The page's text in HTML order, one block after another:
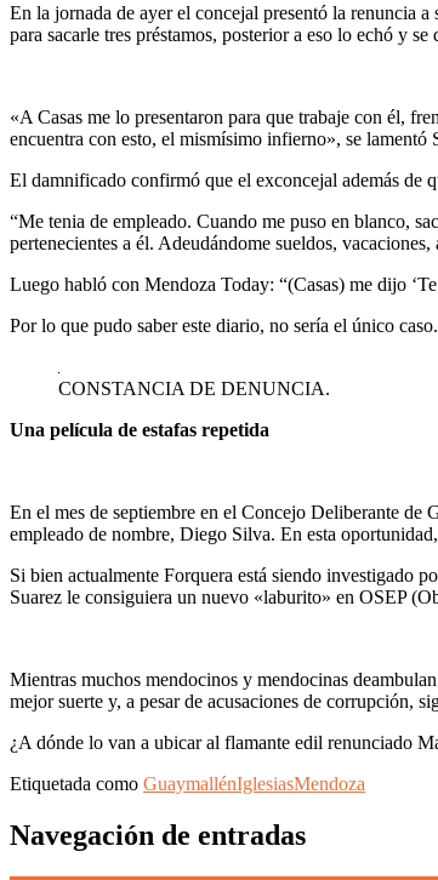
En la jornada de ayer el concejal presentó la renuncia
para sacarle tres préstamos, posterior a eso lo echó y
«A Casas me lo presentaron para que trabaje con él,
encuentra con esto, el mismísimo infierno», se lamentó
El damnificado confirmó que el exconcejal además de
“Me tenia de empleado. Cuando me puso en blanco,
pertenecientes a él. Adeudándome sueldos,
Luego habló con Mendoza Today: “(Casas) me dijo
Por lo que pudo saber este diario, no sería el único
CONSTANCIA DE DENUNCIA.
Una película de estafas repetida
En el mes de septiembre en el Concejo Deliberante
empleado de nombre, Diego Silva. En esta
Si bien actualmente Forquera está siendo investigado
Suarez le consiguiera un nuevo «laburito» en OSEP
Mientras muchos mendocinos y mendocinas
mejor suerte y, a pesar de acusaciones de corrupción,
¿A dónde lo van a ubicar al flamante edil renunciado
Etiquetada como GuaymallénIglesiasMendoza
Navegación de entradas